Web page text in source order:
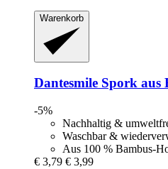
Warenkorb
Dantesmile Spork aus
-5%
Nachhaltig &
Waschbar &
Aus 100 % Bambus-
€ 3,79 € 3,99